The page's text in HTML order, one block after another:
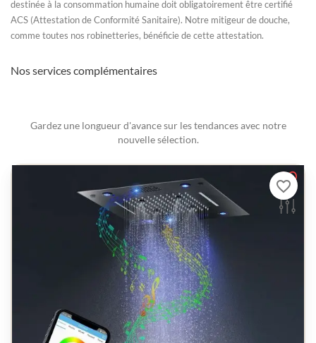
destinée à la consommation humaine doit obligatoirement être certifié
ACS (Attestation de Conformité Sanitaire). Notre mitigeur de douche,
comme toutes nos robinetteries, bénéficie de cette attestation.
Nos services complémentaires
Gardez une longueur d'avance sur les tendances avec notre
nouvelle sélection.
favorite_border